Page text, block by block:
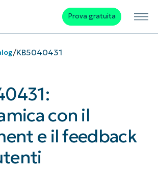
Prova gratuita
/KB5040431
con il
e il feedback